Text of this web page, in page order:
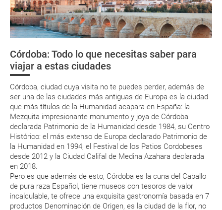
Córdoba: Todo lo que necesitas saber para
viajar a estas ciudades
Córdoba, ciudad cuya visita no te puedes perder, además de
ser una de las ciudades más antiguas de Europa es la ciudad
que más títulos de la Humanidad acapara en España: la
Mezquita impresionante monumento y joya de Córdoba
declarada Patrimonio de la Humanidad desde 1984, su Centro
Histórico: el más extenso de Europa declarado Patrimonio de
la Humanidad en 1994, el Festival de los Patios Cordobeses
desde 2012 y la Ciudad Califal de Medina Azahara declarada
en 2018.
Pero es que además de esto, Córdoba es la cuna del Caballo
de pura raza Español , tiene museos con tesoros de valor
incalculable, te ofrece una exquisita gastronomía basada en 7
productos Denominación de Origen, es la ciudad de la flor, no
Córdoba: Visita
el conjunto
arqueológico de
Medina Azahara
La documentación de tu reserva te será enviada por mail en el
momento que el pago de la reserva esté realizado completamente.
Respecto a las tarjetas de embarque, casi todas las compañías aéreas
tienen ya todos sus billetes electrónicos por lo que podrás obtenerlas
in por su web.
Eso sí, deberás estar atento si viajas con una compañía low cost, debido
a que muchas de ellas exigen la presentación de la tarjeta de embarque
(que deberás realizar a través de su web) para que no te carguen un
suplemento extra en el mismo aeropuerto.
En caso de tener que enviarte la documentación de un paquete
vacacional (Caribe, circuitos, tours...) te enviaremos la documentación
de tu reserva alrededor de 10 días antes de salida, la cual deberás
imprimir y llevar contigo en el viaje.
Esta documentación te será requerida en el mostrador de la compañía
aérea a la hora de realizar el check-in el día de la salida.
MODIFICACIÓN ó CANCELACIÓN ¿Puedo anular o
modificar una reserva del viaje? ¿Qué gastos puede